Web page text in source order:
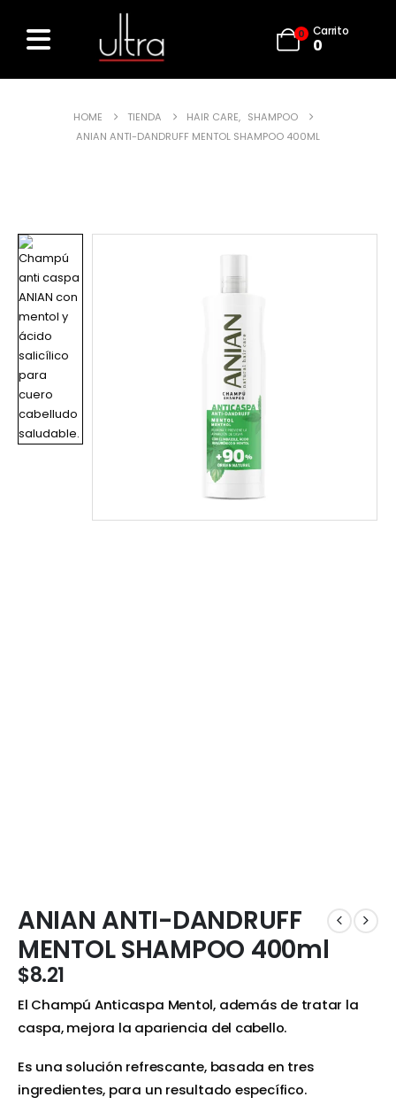
0 Carrito
0
HOME TIENDA HAIR CARE, SHAMPOO
ANIAN ANTI-DANDRUFF MENTOL SHAMPOO 400ML
ANIAN ANTI-DANDRUFF
MENTOL SHAMPOO 400ml
$8.21
El Champú Anticaspa Mentol, además de tratar la
caspa, mejora la apariencia del cabello.
Es una solución refrescante, basada en tres
ingredientes, para un resultado específico.